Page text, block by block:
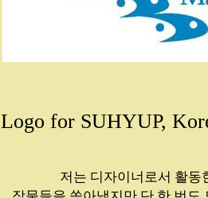
Logo for SUHYUP,
저는 디자이너로서 활동